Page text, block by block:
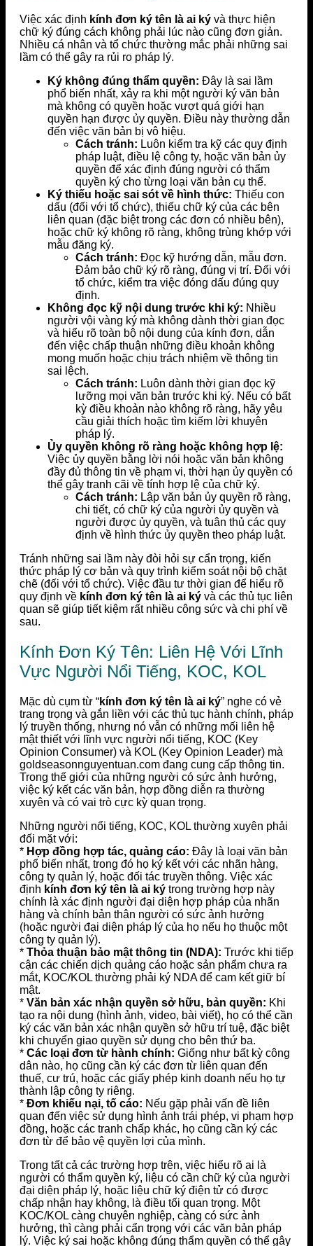
Việc xác định kính đơn ký tên là ai ký và thực hiện
chữ ký đúng cách không phải lúc nào cũng đơn giản.
Nhiều cá nhân và tổ chức thường mắc phải những sai
lầm có thể gây ra rủi ro pháp lý.
Ký không đúng thẩm quyền: Đây là sai lầm
phổ biến nhất, xảy ra khi một người ký văn bản
mà không có quyền hoặc vượt quá giới hạn
quyền hạn được ủy quyền. Điều này thường dẫn
đến việc văn bản bị vô hiệu.
Cách tránh: Luôn kiểm tra kỹ các quy định
pháp luật, điều lệ công ty, hoặc văn bản ủy
quyền để xác định đúng người có thẩm
quyền ký cho từng loại văn bản cụ thể.
Ký thiếu hoặc sai sót về hình thức: Thiếu con
dấu (đối với tổ chức), thiếu chữ ký của các bên
liên quan (đặc biệt trong các đơn có nhiều bên),
hoặc chữ ký không rõ ràng, không trùng khớp với
mẫu đăng ký.
Cách tránh: Đọc kỹ hướng dẫn, mẫu đơn.
Đảm bảo chữ ký rõ ràng, đúng vị trí. Đối với
tổ chức, kiểm tra việc đóng dấu đúng quy
định.
Không đọc kỹ nội dung trước khi ký: Nhiều
người vội vàng ký mà không dành thời gian đọc
và hiểu rõ toàn bộ nội dung của kính đơn, dẫn
đến việc chấp thuận những điều khoản không
mong muốn hoặc chịu trách nhiệm về thông tin
sai lệch.
Cách tránh: Luôn dành thời gian đọc kỹ
lưỡng mọi văn bản trước khi ký. Nếu có bất
kỳ điều khoản nào không rõ ràng, hãy yêu
cầu giải thích hoặc tìm kiếm lời khuyên
pháp lý.
Ủy quyền không rõ ràng hoặc không hợp lệ:
Việc ủy quyền bằng lời nói hoặc văn bản không
đầy đủ thông tin về phạm vi, thời hạn ủy quyền có
thể gây tranh cãi về tính hợp lệ của chữ ký.
Cách tránh: Lập văn bản ủy quyền rõ ràng,
chi tiết, có chữ ký của người ủy quyền và
người được ủy quyền, và tuân thủ các quy
định về hình thức ủy quyền theo pháp luật.
Tránh những sai lầm này đòi hỏi sự cẩn trọng, kiến
thức pháp lý cơ bản và quy trình kiểm soát nội bộ chặt
chẽ (đối với tổ chức). Việc đầu tư thời gian để hiểu rõ
quy định về kính đơn ký tên là ai ký và các thủ tục liên
quan sẽ giúp tiết kiệm rất nhiều công sức và chi phí về
sau.
Kính Đơn Ký Tên: Liên Hệ Với Lĩnh
Vực Người Nổi Tiếng, KOC, KOL
Mặc dù cụm từ “kính đơn ký tên là ai ký” nghe có vẻ
trang trọng và gắn liền với các thủ tục hành chính, pháp
lý truyền thống, nhưng nó vẫn có những mối liên hệ
mật thiết với lĩnh vực người nổi tiếng, KOC (Key
Opinion Consumer) và KOL (Key Opinion Leader) mà
goldseasonnguyentuan.com đang cung cấp thông tin.
Trong thế giới của những người có sức ảnh hưởng,
việc ký kết các văn bản, hợp đồng diễn ra thường
xuyên và có vai trò cực kỳ quan trọng.
Những người nổi tiếng, KOC, KOL thường xuyên phải
đối mặt với:
* Hợp đồng hợp tác, quảng cáo: Đây là loại văn bản
phổ biến nhất, trong đó họ ký kết với các nhãn hàng,
công ty quản lý, hoặc đối tác truyền thông. Việc xác
định kính đơn ký tên là ai ký trong trường hợp này
chính là xác định người đại diện hợp pháp của nhãn
hàng và chính bản thân người có sức ảnh hưởng
(hoặc người đại diện pháp lý của họ nếu họ thuộc một
công ty quản lý).
* Thỏa thuận bảo mật thông tin (NDA): Trước khi tiếp
cận các chiến dịch quảng cáo hoặc sản phẩm chưa ra
mắt, KOC/KOL thường phải ký NDA để cam kết giữ bí
mật.
* Văn bản xác nhận quyền sở hữu, bản quyền: Khi
tạo ra nội dung (hình ảnh, video, bài viết), họ có thể cần
ký các văn bản xác nhận quyền sở hữu trí tuệ, đặc biệt
khi chuyển giao quyền sử dụng cho bên thứ ba.
* Các loại đơn từ hành chính: Giống như bất kỳ công
dân nào, họ cũng cần ký các đơn từ liên quan đến
thuế, cư trú, hoặc các giấy phép kinh doanh nếu họ tự
thành lập công ty riêng.
* Đơn khiếu nại, tố cáo: Nếu gặp phải vấn đề liên
quan đến việc sử dụng hình ảnh trái phép, vi phạm hợp
đồng, hoặc các tranh chấp khác, họ cũng cần ký các
đơn từ để bảo vệ quyền lợi của mình.
Trong tất cả các trường hợp trên, việc hiểu rõ ai là
người có thẩm quyền ký, liệu có cần chữ ký của người
đại diện pháp lý, hoặc liệu chữ ký điện tử có được
chấp nhận hay không, là điều tối quan trọng. Một
KOC/KOL càng chuyên nghiệp, càng có sức ảnh
hưởng, thì càng phải cẩn trọng với các văn bản pháp
lý. Việc ký sai hoặc không đúng thẩm quyền có thể gây